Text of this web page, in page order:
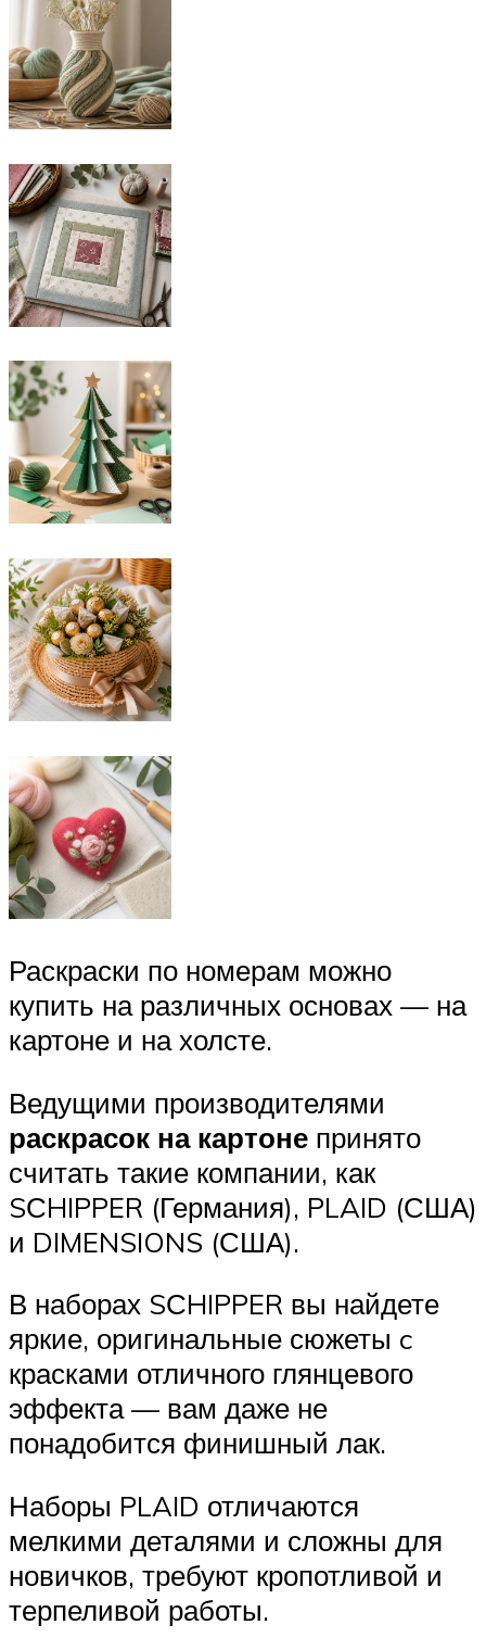
Раскраски по номерам можно
купить на различных основах — на
картоне и на холсте.
Ведущими производителями
раскрасок на картоне принято
считать такие компании, как
SСHIPPER (Германия), PLAID (США)
и DIMENSIONS (США).
В наборах SСHIPPER вы найдете
яркие, оригинальные сюжеты c
красками отличного глянцевого
эффекта — вам даже не
понадобится финишный лак.
Наборы PLAID отличаются
мелкими деталями и сложны для
новичков, требуют кропотливой и
терпеливой работы.